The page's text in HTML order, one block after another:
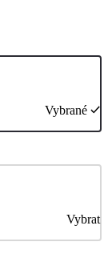
Vybrané
Vybrat